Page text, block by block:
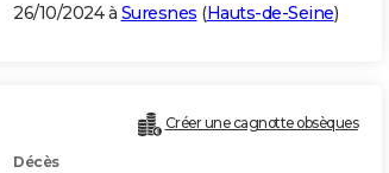
26/10/2024 à Suresnes (Hauts-de-Seine)
Créer une cagnotte obsèques
Décès